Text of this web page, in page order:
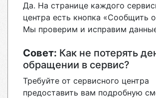
Да. На странице каждого
центра есть кнопка «Сообщить
Мы проверим и исправим
Совет: Как не потерять
обращении в сервис?
Требуйте от сервисного центра
предоставить вам подробную